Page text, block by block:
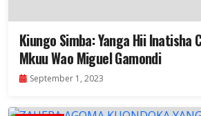
Kiungo Simba: Yanga Hii Inatisha
Mkuu Wao Miguel Gamondi
September 1, 2023